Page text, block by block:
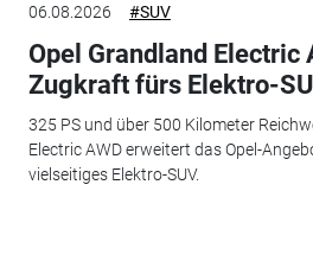
06.08.2026 #SUV
Opel Grandland Electric
Zugkraft fürs Elektro-
325 PS und über 500 Kilometer
Electric AWD erweitert das Opel-
vielseitiges Elektro-SUV.